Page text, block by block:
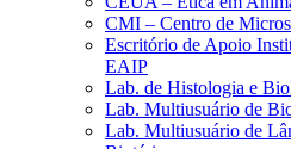
CMI – Centro de
Escritório de Apoio
EAIP
Lab. de Histologia e
Lab. Multiusuário de
Lab. Multiusuário de